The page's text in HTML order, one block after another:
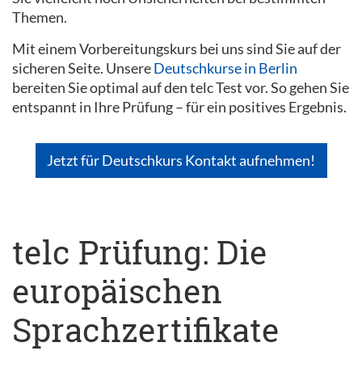
Themen.
Mit einem Vorbereitungskurs bei uns sind Sie auf der
sicheren Seite. UnsereDeutschkurse in Berlin
bereiten Sie optimal auf den telc Test vor. So gehen Sie
entspannt in Ihre Prüfung – für ein positives Ergebnis.
Jetzt für Deutschkurs Kontakt aufnehmen!
telc Prüfung: Die
europäischen
Sprachzertifikate